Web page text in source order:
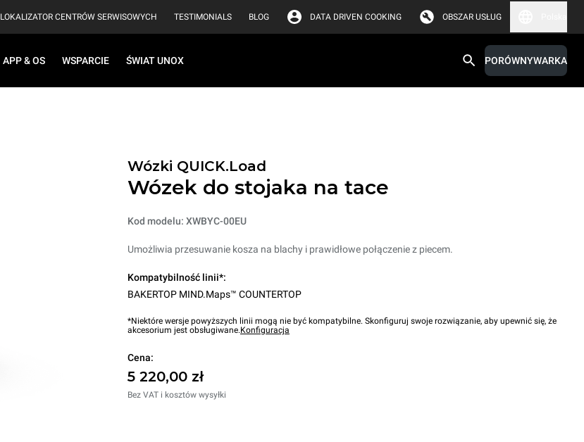
LOKALIZATOR CENTRÓW SERWISOWYCH TESTIMONIALS BLOG DATA DRIVEN COOKING OBSZAR USŁUG
APP & OS WSPARCIE ŚWIAT UNOX PORÓWNYWARKA
Wózki QUICK.Load
Wózek do stojaka na tace
Kod modelu: XWBYC-00EU
Umożliwia przesuwanie kosza na blachy i prawidłowe połączenie z piecem.
Kompatybilność linii*:
BAKERTOP MIND.Maps™ COUNTERTOP
*Niektóre wersje powyższych linii mogą nie być kompatybilne. Skonfiguruj swoje rozwiązanie, aby upewnić się, że
akcesorium jest obsługiwane.Konfiguracja
Cena:
5 220,00 zł
Bez VAT i kosztów wysyłki